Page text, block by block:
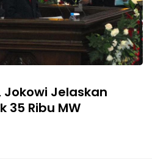
Jokowi Jelaskan
35 Ribu MW